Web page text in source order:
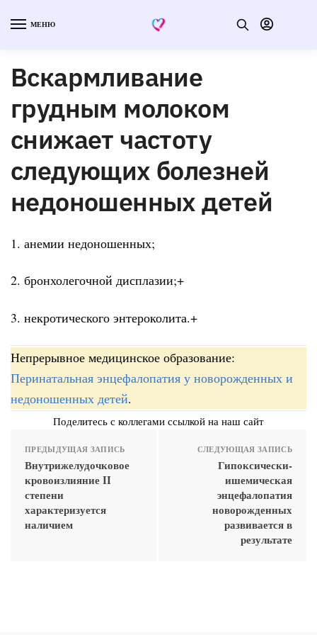
МЕНЮ
Вскармливание
грудным молоком
снижает частоту
следующих болезней
недоношенных детей
1. анемии недоношенных;
2. бронхолегочной дисплазии;+
3. некротического энтероколита.+
Непрерывное медицинское образование:
Перинатальная энцефалопатия у новорожденных и
недоношенных детей.
Поделитесь с коллегами ссылкой на наш сайт
ПРЕДЫДУЩАЯ ЗАПИСЬ
Внутрижелудочковое
кровоизлияние II
степени
характеризуется
наличием
СЛЕДУЮЩАЯ ЗАПИСЬ
Гипоксически-
ишемическая
энцефалопатия
новорожденных
развивается в
результате